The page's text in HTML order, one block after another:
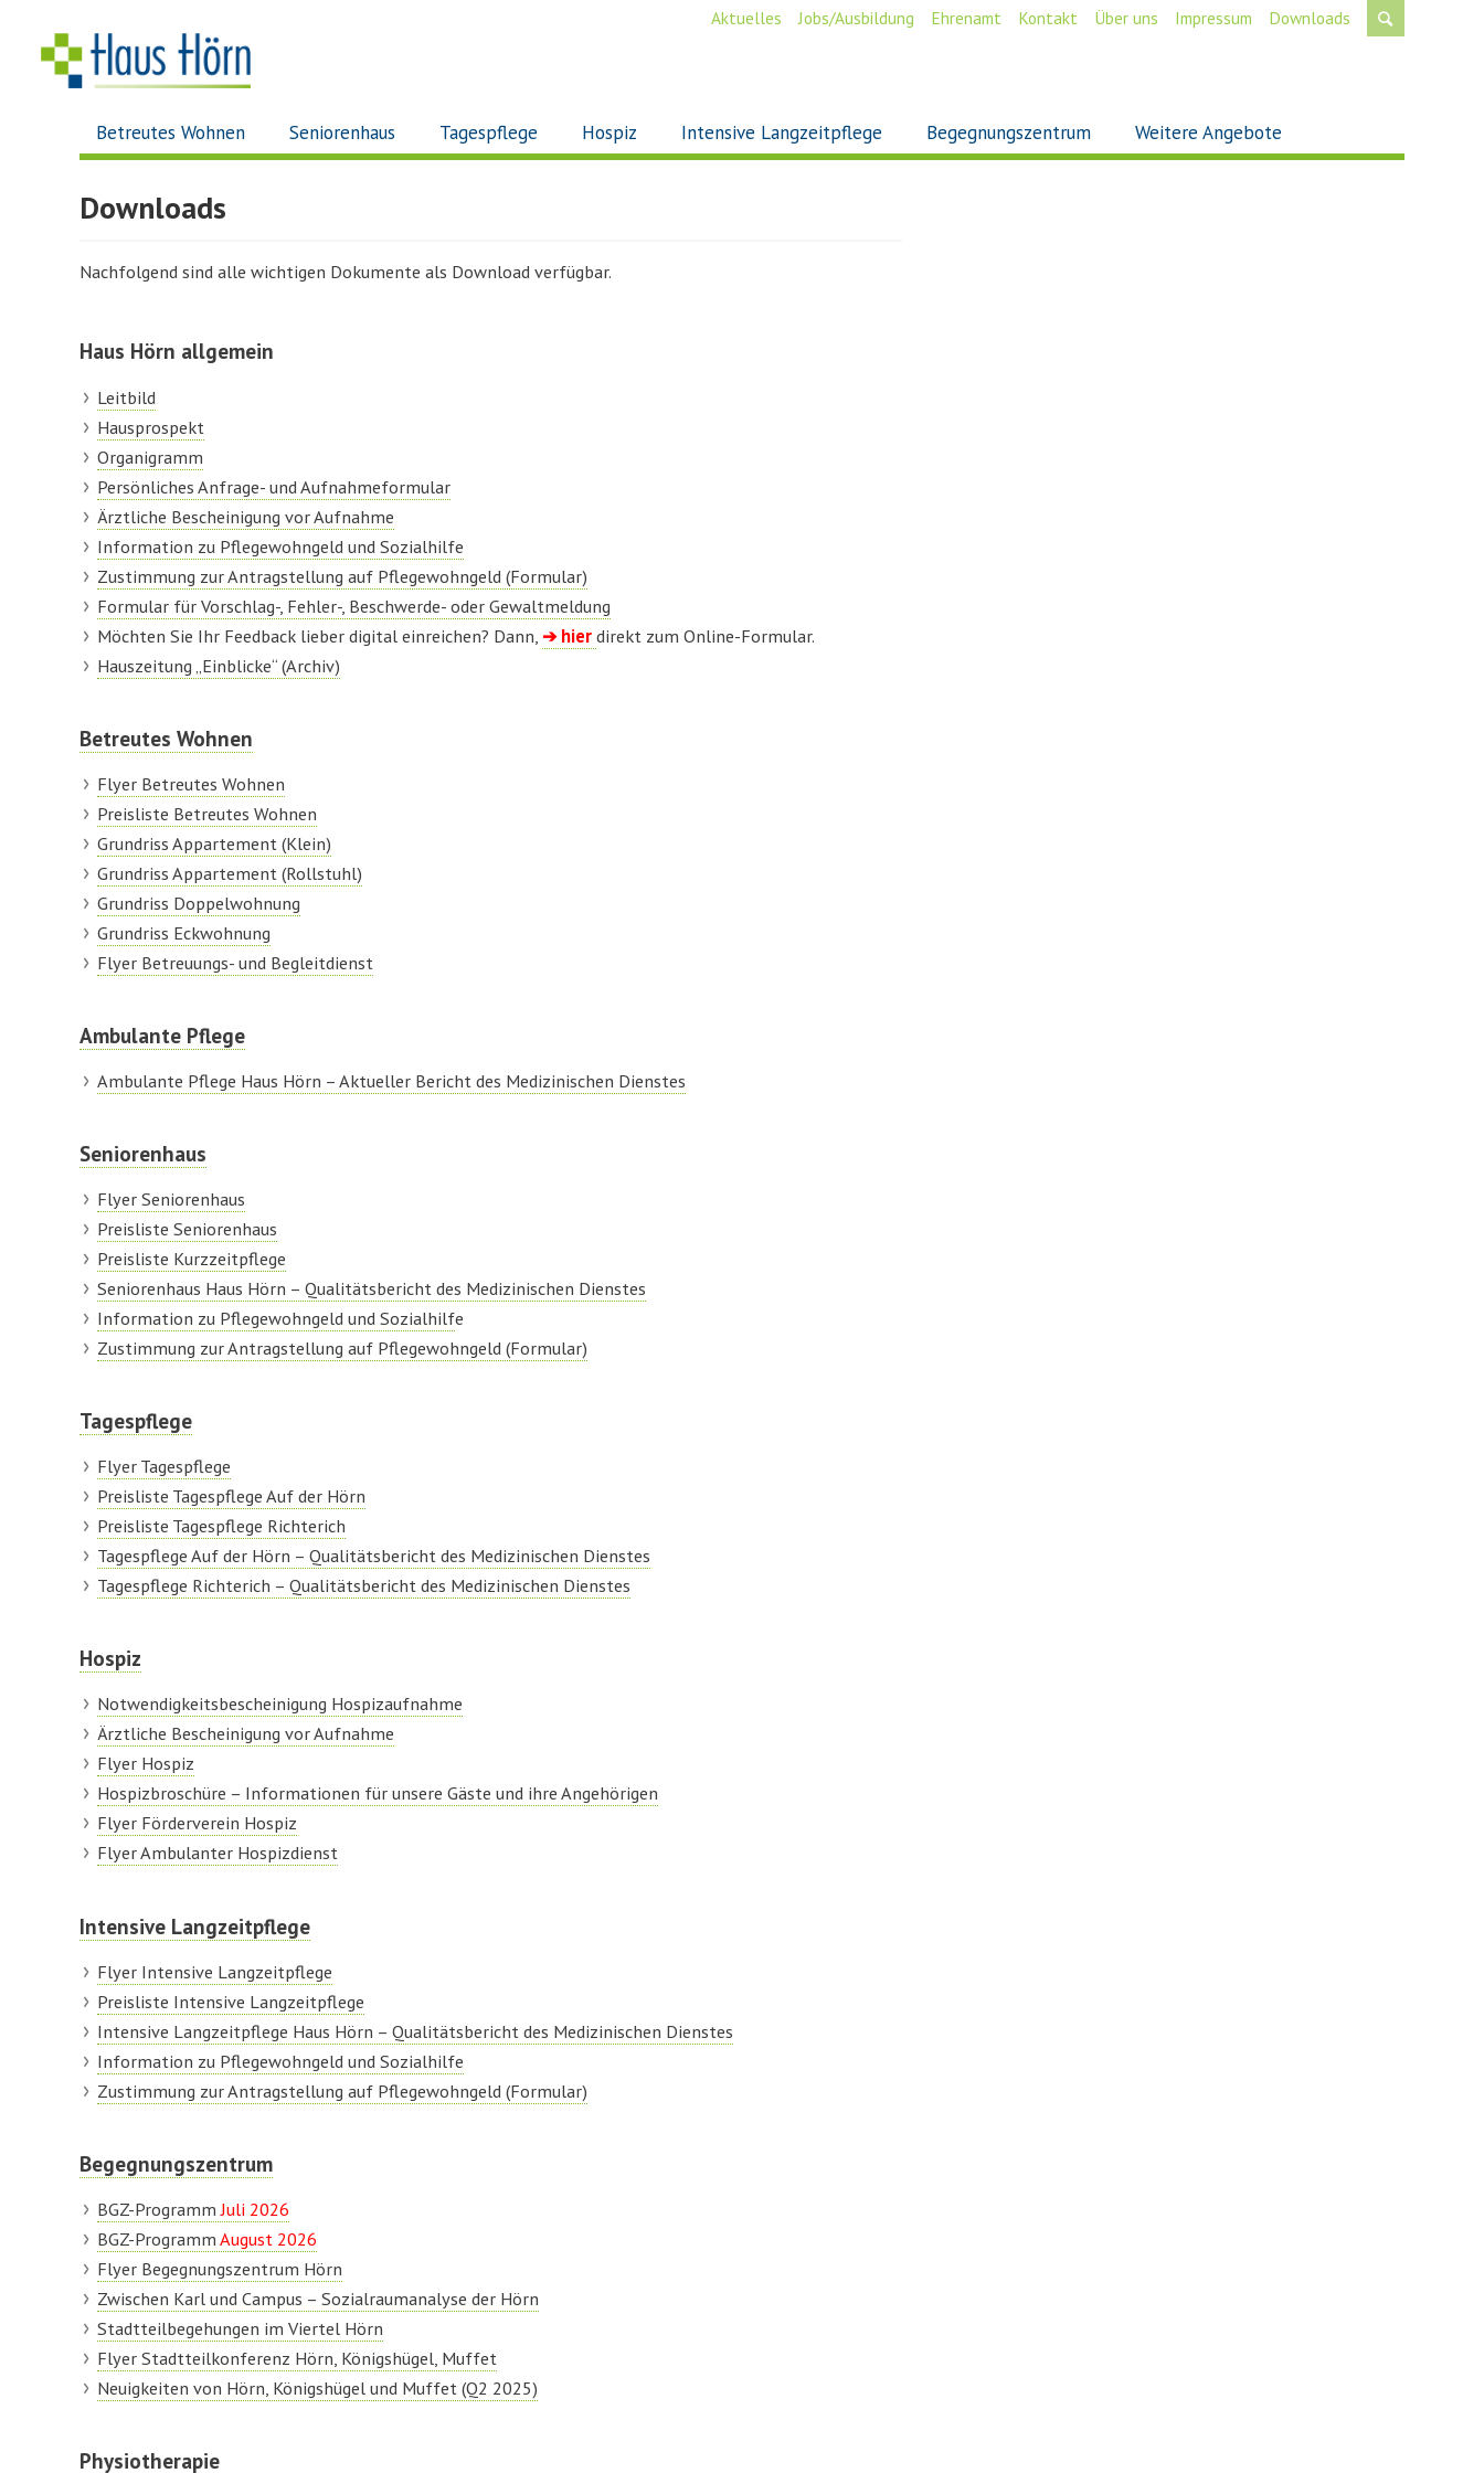
Betreutes Wohnen Seniorenhaus Tagespflege Hospiz Intensive Langzeitpflege Begegnungszentrum Weitere Angebote
Aktuelles Jobs/Ausbildung Ehrenamt Kontakt Über uns Impressum Downloads
Downloads
Nachfolgend sind alle wichtigen Dokumente als Download verfügbar.
Haus Hörn allgemein
Leitbild
Hausprospekt
Organigramm
Persönliches Anfrage- und Aufnahmeformular
Ärztliche Bescheinigung vor Aufnahme
Information zu Pflegewohngeld und Sozialhilfe
Zustimmung zur Antragstellung auf Pflegewohngeld (Formular)
Formular für Vorschlag-, Fehler-, Beschwerde- oder Gewaltmeldung
Möchten Sie Ihr Feedback lieber digital einreichen? Dann, ➔ hierdirekt zum Online-Formular.
Hauszeitung „Einblicke“ (Archiv)
Betreutes Wohnen
Flyer Betreutes Wohnen
Preisliste Betreutes Wohnen
Grundriss Appartement (Klein)
Grundriss Appartement (Rollstuhl)
Grundriss Doppelwohnung
Grundriss Eckwohnung
Flyer Betreuungs- und Begleitdienst
Ambulante Pflege
Ambulante Pflege Haus Hörn – Aktueller Bericht des Medizinischen Dienstes
Seniorenhaus
Flyer Seniorenhaus
Preisliste Seniorenhaus
Preisliste Kurzzeitpflege
Seniorenhaus Haus Hörn – Qualitätsbericht des Medizinischen Dienstes
Information zu Pflegewohngeld und Sozialhilfe
Zustimmung zur Antragstellung auf Pflegewohngeld (Formular)
Tagespflege
Flyer Tagespflege
Preisliste Tagespflege Auf der Hörn
Preisliste Tagespflege Richterich
Tagespflege Auf der Hörn – Qualitätsbericht des Medizinischen Dienstes
Tagespflege Richterich – Qualitätsbericht des Medizinischen Dienstes
Hospiz
Notwendigkeitsbescheinigung Hospizaufnahme
Ärztliche Bescheinigung vor Aufnahme
Flyer Hospiz
Hospizbroschüre – Informationen für unsere Gäste und ihre Angehörigen
Flyer Förderverein Hospiz
Flyer Ambulanter Hospizdienst
Intensive Langzeitpflege
Flyer Intensive Langzeitpflege
Preisliste Intensive Langzeitpflege
Intensive Langzeitpflege Haus Hörn – Qualitätsbericht des Medizinischen Dienstes
Information zu Pflegewohngeld und Sozialhilfe
Zustimmung zur Antragstellung auf Pflegewohngeld (Formular)
Begegnungszentrum
BGZ-ProgrammJuli 2026
BGZ-ProgrammAugust 2026
Flyer Begegnungszentrum Hörn
Zwischen Karl und Campus – Sozialraumanalyse der Hörn
Stadtteilbegehungen im Viertel Hörn
Flyer Stadtteilkonferenz Hörn, Königshügel, Muffet
Neuigkeiten von Hörn, Königshügel und Muffet (Q2 2025)
Physiotherapie